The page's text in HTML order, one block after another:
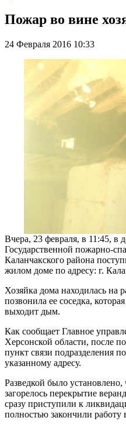
Пожар во вине
24 Февраля 2016 10:33
Вчера, 23 февраля, в 11:45, в
Государственной пожарно-
Каланчакского района
жилом доме по адресу: г.
Хозяйка дома находилась на
позвонила ее соседка,
выходит дым.
Как сообщает Главное
Херсонской области, после
пункт связи подразделения
указанному адресу.
Разведкой было
загорелось перекрытие
сразу приступили к
полностью закончили работу